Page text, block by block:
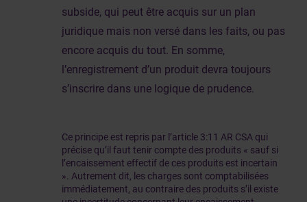
subside, qui peut être acquis sur un plan
juridique mais non versé dans les faits, ou pas
encore acquis du tout. En somme,
l’enregistrement d’un produit devra toujours
s’inscrire dans une logique de prudence.
Ce principe est repris par l’article 3:11 AR CSA qui
précise qu’il faut tenir compte des produits « sauf si
l’encaissement effectif de ces produits est incertain
». Autrement dit, les charges sont comptabilisées
immédiatement, au contraire des produits s’il existe